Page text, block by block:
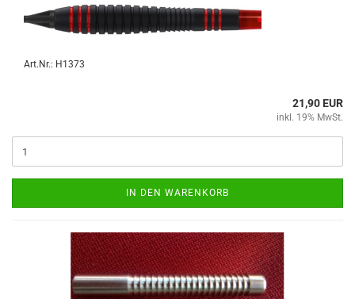
Art.Nr.: H1373
21,90 EUR
inkl. 19% MwSt.
IN DEN WARENKORB